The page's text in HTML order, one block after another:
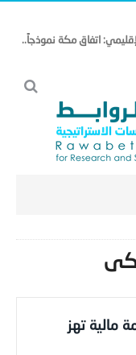
هندسة الأمن الإقليمي: اتفاق مكة نموذجاً..
مالية تهز